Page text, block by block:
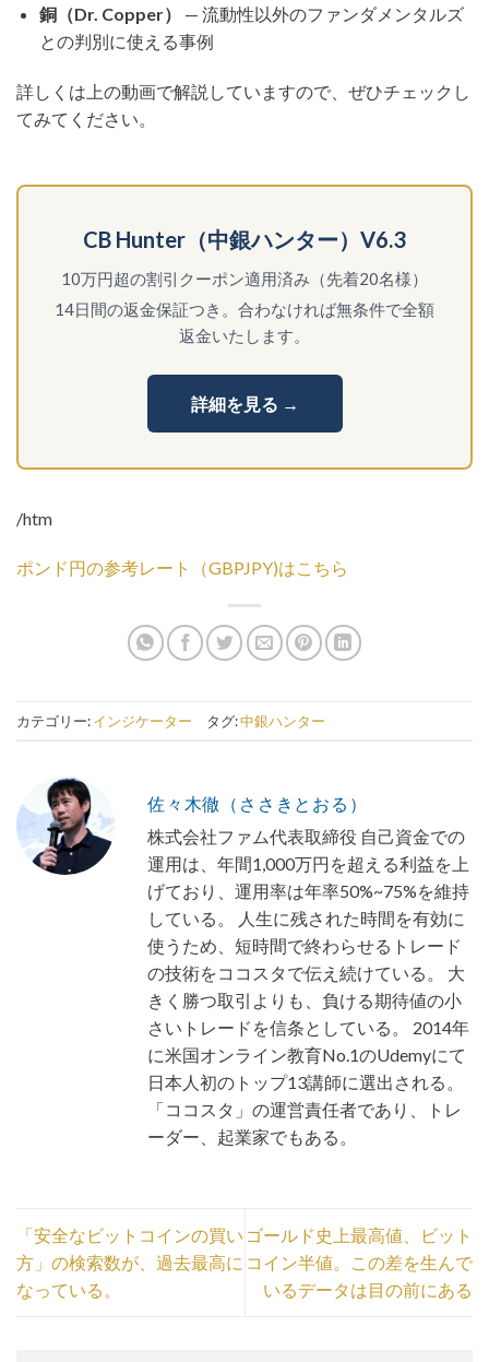
銅（Dr. Copper）
— 流動性以外のファンダメンタルズ
との判別に使える事例
詳しくは上の動画で解説していますので、ぜひチェックし
てみてください。
CB Hunter（中銀ハンター）V6.3
10万円超の割引クーポン適用済み（先着20名様）
14日間の返金保証つき。合わなければ無条件で全額
返金いたします。
詳細を見る →
/htm
ポンド円の参考レート（GBPJPY)はこちら
カテゴリー:インジケーター タグ:中銀ハンター
佐々木徹（ささきとおる）
株式会社ファム代表取締役 自己資金での
運用は、年間1,000万円を超える利益を上
げており、運用率は年率50%~75%を維持
している。 人生に残された時間を有効に
使うため、短時間で終わらせるトレード
の技術をココスタで伝え続けている。 大
きく勝つ取引よりも、負ける期待値の小
さいトレードを信条としている。 2014年
に米国オンライン教育No.1のUdemyにて
日本人初のトップ13講師に選出される。
「ココスタ」の運営責任者であり、トレ
ーダー、起業家でもある。
「安全なビットコインの買い
方」の検索数が、過去最高に
なっている。
ゴールド史上最高値、ビット
コイン半値。この差を生んで
いるデータは目の前にある